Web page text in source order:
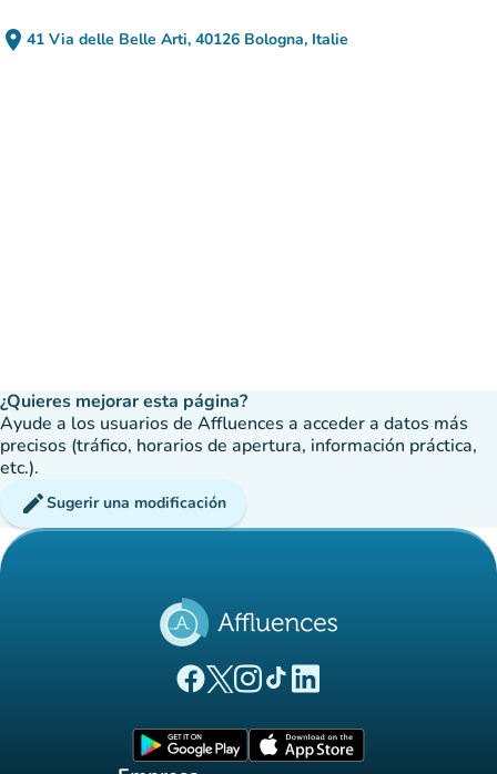
place 41 Via delle Belle Arti, 40126 Bologna, Italie
(abrir en Google Maps)
(nueva pestaña)
¿Quieres mejorar esta página?
Ayude a los usuarios de Affluences a acceder a datos más
precisos (tráfico, horarios de apertura, información práctica,
etc.).
editSugerir una modificación
(nueva pestaña)
(nueva pestaña)
(nueva pestaña)
(nueva pestaña)
(nueva pestaña)